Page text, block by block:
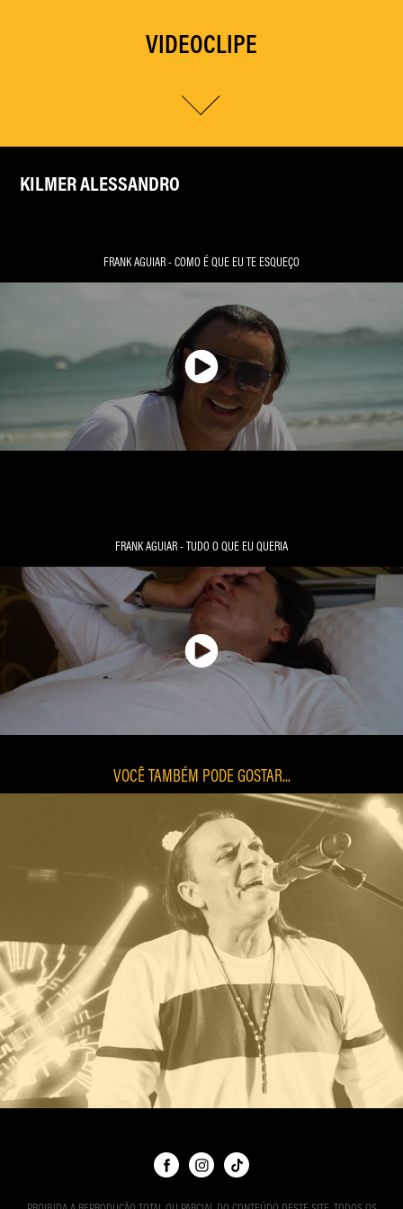
VIDEOCLIPE
KILMER ALESSANDRO
FRANK AGUIAR - COMO É QUE EU TE ESQUEÇO
FRANK AGUIAR - TUDO O QUE EU QUERIA
VOCÊ TAMBÉM PODE GOSTAR...
EVENTOS